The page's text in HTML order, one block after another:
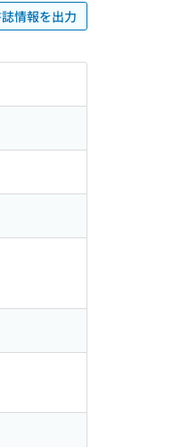
情報を出力